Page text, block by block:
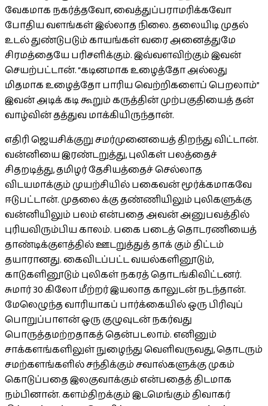
வேகமாக நகர்த்தவோ, வைத்துப்பராமரிக்கவோ
போதிய வளங்கள் இல்லாத நிலை. தலையிடி முதல்
உடல் துண்டுபடும் காயங்கள் வரை அனைத்துமே
சிரமத்தையே பரிசளிக்கும். இவ்வளவிற்கும் இவன்
செயற்பட்டான். “கடினமாக உழைத்தோ அல்லது
மிதமாக உழைத்தோ பாரிய வெற்றிகளைப் பெறலாம்”
இவன் அடிக் கடி கூறும் கருத்தின் முற்பகுதியைத் தன்
வாழ்வின் தத்துவ மாக்கியிருந்தான்.
எதிரி ஜெயசிக்குறு சமர்முனையைத் திறந்து விட்டான்.
வன்னியை இரண்டறுத்து, புலிகள் பலத்தைச்
சிதறடித்து, தமிழர் தேசியத்தைச் செல்லாத
விடயமாக்கும் முயற்சியில் பகைவன் மூர்க்கமாகவே
ஈடுபட்டான். முதலை க்கு தண்ணியிலும் புலிகளுக்கு
வன்னியிலும் பலம் என்பதை அவன் அனுபவத்தில்
புரியவிரும்பிய காலம். பகை படைத் தொடரணியைத்
தாண்டிக்குளத்தில் ஊடறுத்துத் தாக் கும் திட்டம்
தயாரானது. கைவிடப்பட்ட வயல்களினூடும்,
காடுகளினூடும் புலிகள் நகரத் தொடங்கிவிட்டனர்.
சுமார் 30 கிலோ மீற்றர் இயலாத காலுடன் நடந்தான்.
மேலெழுந்த வாரியாகப் பார்க்கையில் ஒரு பிரிவுப்
பொறுப்பாளன் ஒரு குழுவுடன் நகர்வது
பொருத்தமற்றதாகத் தென்படலாம். எனினும்
சாக்களங்களிலுள் நுழைந்து வெளிவருவது, தொடரும்
சமற்களங்களில் சந்திக்கும் சவால்களுக்கு முகம்
கொடுப்பதை இலகுவாக்கும் என்பதைத் திடமாக
நம்பினான். களம்திறக்கும் இடமெங்கும் திவாகர்